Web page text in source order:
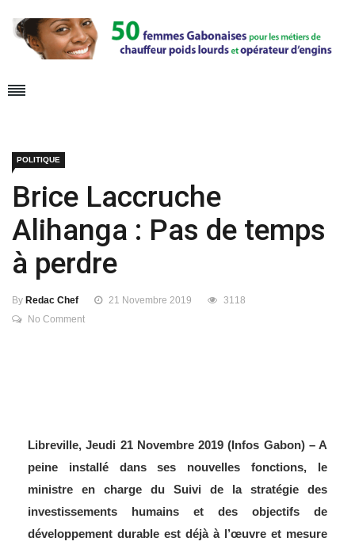
POLITIQUE
Brice Laccruche
Alihanga : Pas de temps
à perdre
By Redac Chef 21 Novembre 2019
3118
No Comment
Libreville, Jeudi 21 Novembre 2019 (Infos Gabon) – A
peine installé dans ses nouvelles fonctions, le
ministre en charge du Suivi de la stratégie des
investissements humains et des objectifs de
développement durable est déjà à l’œuvre et mesure